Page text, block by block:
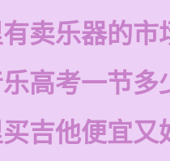
卖乐器的市
高考一节多
吉他便宜又